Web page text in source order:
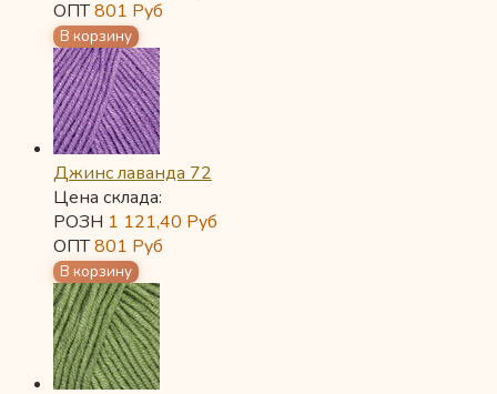
ОПТ801 Руб
Джинс лаванда 72
Цена склада:
РОЗН 1 121,40 Руб
ОПТ801 Руб